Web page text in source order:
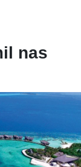
nas